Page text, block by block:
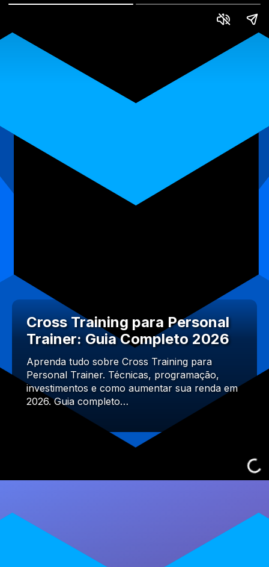
Cross Training para Personal
Trainer: Guia Completo 2026
Aprenda tudo sobre Cross Training para
Personal Trainer. Técnicas, programação,
investimentos e como aumentar sua renda em
2026. Guia completo…